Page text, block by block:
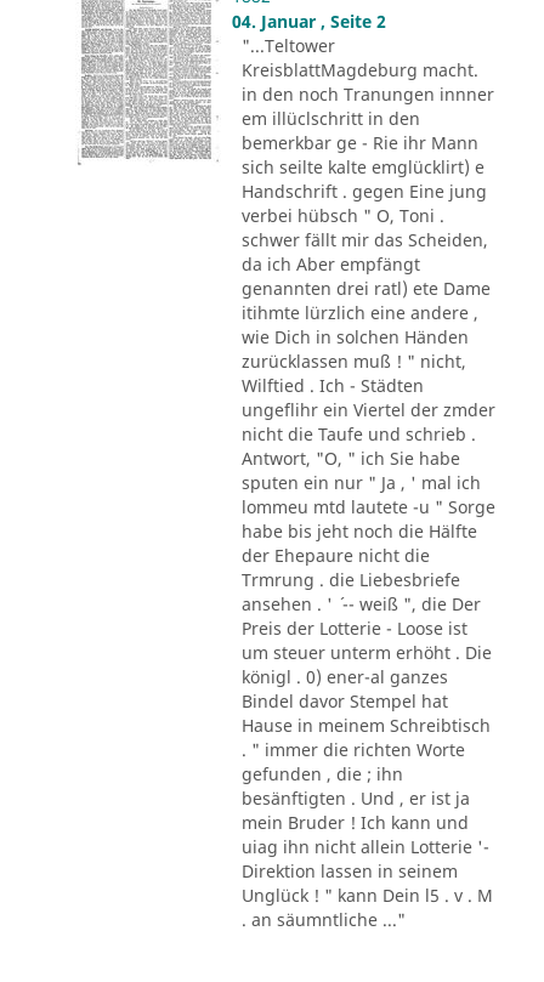
04. Januar , Seite 2
"...Teltower
KreisblattMagdeburg macht.
in den noch Tranungen innner
em illüclschritt in den
bemerkbar ge - Rie ihr Mann
sich seilte kalte emglücklirt) e
Handschrift . gegen Eine jung
verbei hübsch " O, Toni .
schwer fällt mir das Scheiden,
da ich Aber empfängt
genannten drei ratl) ete Dame
itihmte lürzlich eine andere ,
wie Dich in solchen Händen
zurücklassen muß ! " nicht,
Wilftied . Ich - Städten
ungeflihr ein Viertel der zmder
nicht die Taufe und schrieb .
Antwort, "O, " ich Sie habe
sputen ein nur " Ja , ' mal ich
lommeu mtd lautete -u " Sorge
habe bis jeht noch die Hälfte
der Ehepaure nicht die
Trmrung . die Liebesbriefe
ansehen . ' ´ -- weiß ", die Der
Preis der Lotterie - Loose ist
um steuer unterm erhöht . Die
königl . 0) ener-al ganzes
Bindel davor Stempel hat
Hause in meinem Schreibtisch
. " immer die richten Worte
gefunden , die ; ihn
besänftigten . Und , er ist ja
mein Bruder ! Ich kann und
uiag ihn nicht allein Lotterie '-
Direktion lassen in seinem
Unglück ! " kann Dein l5 . v . M
. an säumntliche ..."